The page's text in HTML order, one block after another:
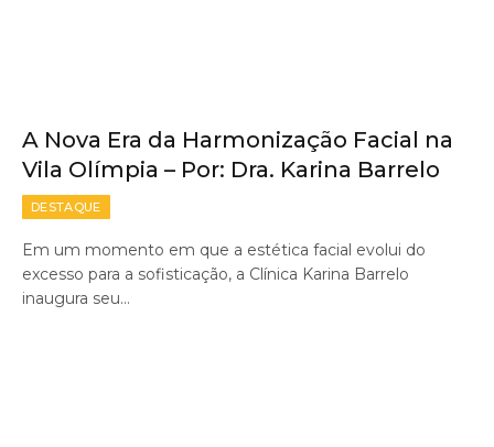
A Nova Era da Harmonização Facial na
Vila Olímpia – Por: Dra. Karina Barrelo
DESTAQUE
Em um momento em que a estética facial evolui do
excesso para a sofisticação, a Clínica Karina Barrelo
inaugura seu…